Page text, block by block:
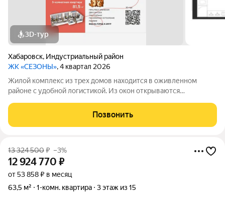
3D-тур
Хабаровск, Индустриальный район
ЖК «СЕЗОНЫ», 4 квартал 2026
Жилой комплекс из трех домов находится в оживленном
районе с удобной логистикой. Из окон открываются
районе уже есть все, что обеспечивает комфорт и помогает
жить с удовольствием. При этом, нам
Позвонить
13 324 500₽ –3%
12 924 770 ₽
от 53 858 ₽ в месяц
63,5 м²
1-комн. квартира 3 этаж из 15